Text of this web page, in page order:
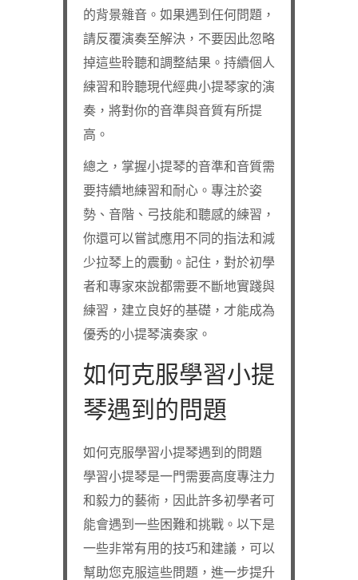
的背景雜音。如果遇到任何問題，
請反覆演奏至解決，不要因此忽略
掉這些聆聽和調整結果。持續個人
練習和聆聽現代經典小提琴家的演
奏，將對你的音準與音質有所提
高。
總之，掌握小提琴的音準和音質需
要持續地練習和耐心。專注於姿
勢、音階、弓技能和聽感的練習，
你還可以嘗試應用不同的指法和減
少拉琴上的震動。記住，對於初學
者和專家來說都需要不斷地實踐與
練習，建立良好的基礎，才能成為
優秀的小提琴演奏家。
如何克服學習小提
琴遇到的問題
如何克服學習小提琴遇到的問題
學習小提琴是一門需要高度專注力
和毅力的藝術，因此許多初學者可
能會遇到一些困難和挑戰。以下是
一些非常有用的技巧和建議，可以
幫助您克服這些問題，進一步提升